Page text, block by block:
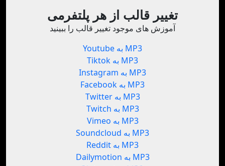
تغییر قالب از هر پلتفرمی
آموزش های موجود تغییر قالب را ببینید
Youtube به MP3
Tiktok به MP3
Instagram به MP3
Facebook به MP3
Twitter به MP3
Twitch به MP3
Vimeo به MP3
Soundcloud به MP3
Reddit به MP3
Dailymotion به MP3